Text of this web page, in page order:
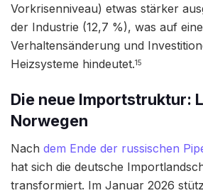
Vorkrisenniveau) etwas stärker
der Industrie (12,7 %), was auf
Verhaltensänderung und
Heizsysteme hindeutet.15
Die neue Importstruktur:
Norwegen
Nach dem Ende der russischen
hat sich die deutsche
transformiert. Im Januar 2026